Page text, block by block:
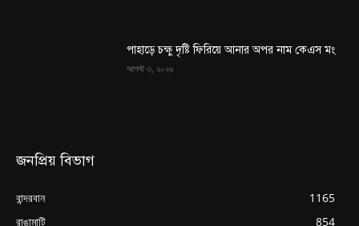
পাহাড়ে চক্ষু দৃষ্টি ফিরিয়ে আনার অপর নাম কেএস মং
আগস্ট ৩, ২০২৬
জনপ্রিয় বিভাগ
বান্দরবান
1165
রাঙামাটি
854